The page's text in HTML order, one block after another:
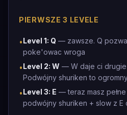
PIERWSZE 3 LEVELE
•Level 1: Q — zawsze. Q
poke'owac wroga
•Level 2: W — W daje ci drugie
Podwójny shuriken to
•Level 3: E — teraz masz
podwójny shuriken + slow z E